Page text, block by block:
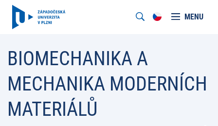
MENU
BIOMECHANIKA A
MECHANIKA MODERNÍCH
MATERIÁLŮ